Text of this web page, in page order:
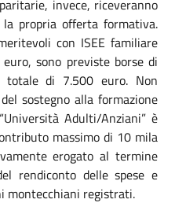
invece, riceveranno
propria offerta formativa.
con ISEE familiare
sono previste borse di
di 7.500 euro. Non
sostegno alla formazione
Adulti/Anziani” è
massimo di 10 mila
erogato al termine
rendiconto delle spese e
montecchiani registrati.